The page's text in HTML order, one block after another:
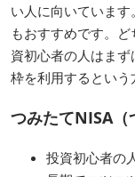
い人に向いていま
もおすすめです。
資初心者の人はま
枠を利用するという
つみたてNISA（
投資初心者の